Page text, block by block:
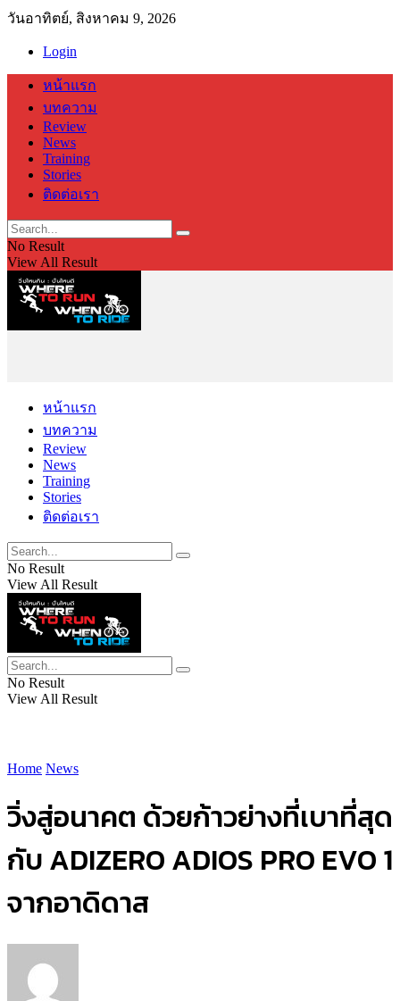
วันอาทิตย์, สิงหาคม 9, 2026
Login
หน้าแรก
บทความ
Review
News
Training
Stories
ติดต่อเรา
No Result
View All Result
หน้าแรก
บทความ
Review
News
Training
Stories
ติดต่อเรา
No Result
View All Result
No Result
View All Result
Home News
วิ่งสู่อนาคต ด้วยก้าวย่างที่เบาที่สุด
กับ ADIZERO ADIOS PRO EVO 1
จากอาดิดาส